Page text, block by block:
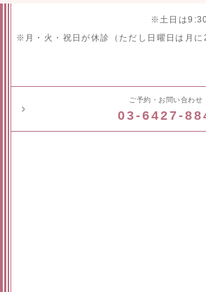
※土日は
※月・火・祝日が休診（ただし日曜日は月に
ご予約・お問い合わせ
03-6427-